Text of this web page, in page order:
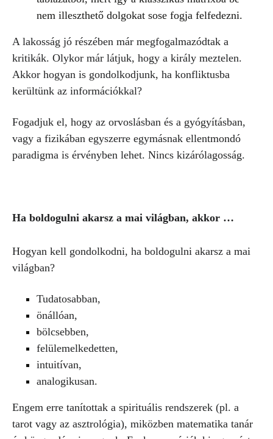
nem illeszthető dolgokat sose fogja felfedezni.
A lakosság jó részében már megfogalmazódtak a
kritikák. Olykor már látjuk, hogy a király meztelen.
Akkor hogyan is gondolkodjunk, ha konfliktusba
kerültünk az információkkal?
Fogadjuk el, hogy az orvoslásban és a gyógyításban,
vagy a fizikában egyszerre egymásnak ellentmondó
paradigma is érvényben lehet. Nincs kizárólagosság.
Ha boldogulni akarsz a mai világban, akkor …
Hogyan kell gondolkodni, ha boldogulni akarsz a mai
világban?
Tudatosabban,
önállóan,
bölcsebben,
felülemelkedetten,
intuitívan,
analogikusan.
Engem erre tanítottak a spirituális rendszerek (pl. a
tarot vagy az asztrológia), miközben matematika tanár